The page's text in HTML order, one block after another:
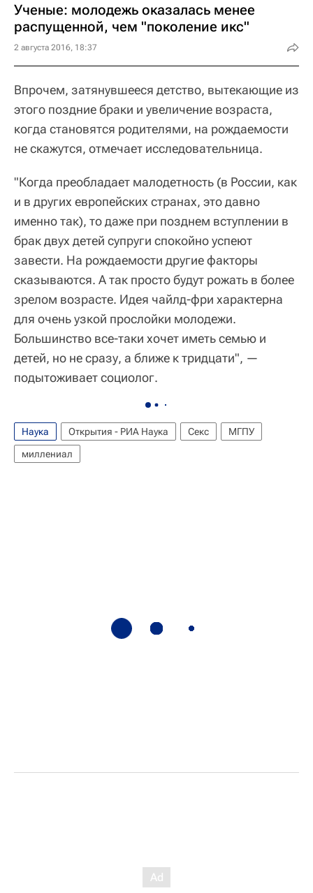
Ученые: молодежь оказалась менее
распущенной, чем "поколение икс"
2 августа 2016, 18:37
Впрочем, затянувшееся детство, вытекающие из
этого поздние браки и увеличение возраста,
когда становятся родителями, на рождаемости
не скажутся, отмечает исследовательница.
"Когда преобладает малодетность (в России, как
и в других европейских странах, это давно
именно так), то даже при позднем вступлении в
брак двух детей супруги спокойно успеют
завести. На рождаемости другие факторы
сказываются. А так просто будут рожать в более
зрелом возрасте. Идея чайлд-фри характерна
для очень узкой прослойки молодежи.
Большинство все-таки хочет иметь семью и
детей, но не сразу, а ближе к тридцати", —
подытоживает социолог.
Наука Открытия - РИА Наука Секс
МГПУ
миллениал